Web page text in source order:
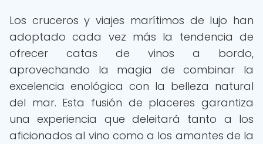
Los cruceros y viajes marítimos de lujo han
adoptado cada vez más la tendencia de
ofrecer catas de vinos a bordo,
aprovechando la magia de combinar la
excelencia enológica con la belleza natural
del mar. Esta fusión de placeres garantiza
una experiencia que deleitará tanto a los
aficionados al vino como a los amantes de la